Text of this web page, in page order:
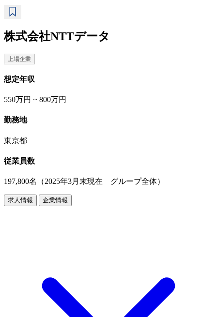
株式会社NTTデータ
上場企業
想定年収
550万円 ~ 800万円
勤務地
東京都
従業員数
197,800名（2025年3月末現在 グループ全体）
求人情報 企業情報